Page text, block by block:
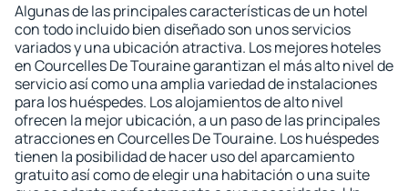
Algunas de las principales características de un hotel
con todo incluido bien diseñado son unos servicios
variados y una ubicación atractiva. Los mejores hoteles
en Courcelles De Touraine garantizan el más alto nivel de
servicio así como una amplia variedad de instalaciones
para los huéspedes. Los alojamientos de alto nivel
ofrecen la mejor ubicación, a un paso de las principales
atracciones en Courcelles De Touraine. Los huéspedes
tienen la posibilidad de hacer uso del aparcamiento
gratuito así como de elegir una habitación o una suite